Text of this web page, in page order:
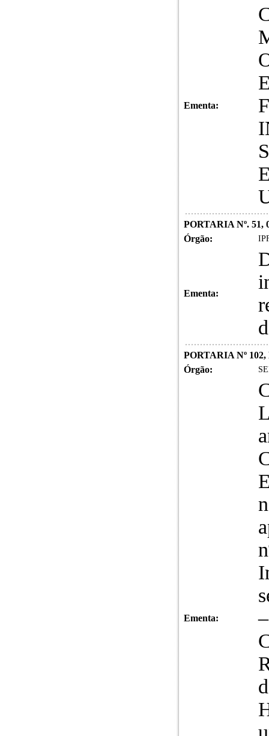
Ementa:
PORTARIA Nº. 51,
Órgão:
Ementa:
PORTARIA Nº
Órgão:
Ementa: